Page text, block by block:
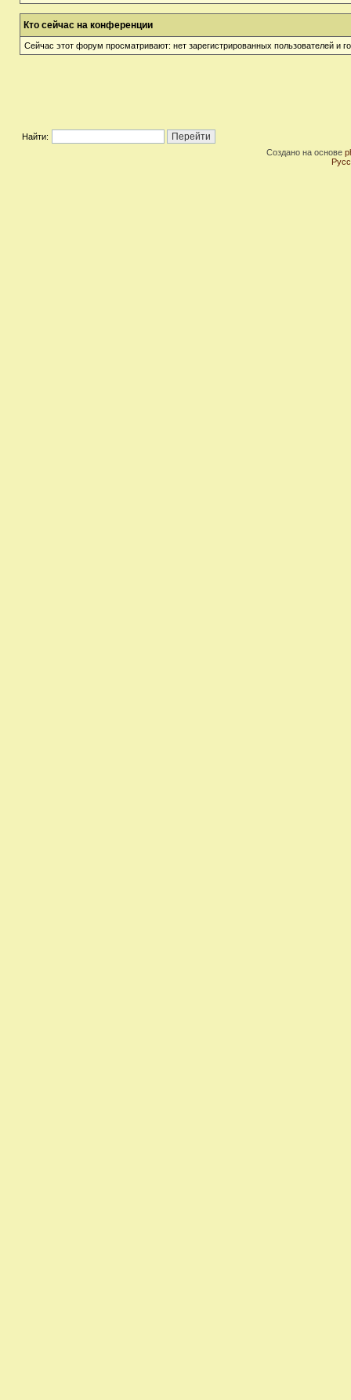
Кто сейчас на конференции
Сейчас этот форум просматривают: нет зарегистрированных пользователей и
Найти:
Создано на основе